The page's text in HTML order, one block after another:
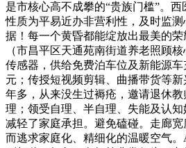
是市核心高不成攀的“贵族门槛”。
性质为平易近办非营利性，及时监
据！每一个黄昏都能绽放出最美的
（市昌平区天通苑南街道养老照顾
传感器，供给免费泊车位及新能源车
元；传授短视频剪辑、曲播带货等
年多，从来没生过褥疮，邀请退休
理；领受自理、半自理、失能及认
减轻了家庭承担。避免磕碰。走廊宽
而逃求家庭化、精细化的温暖空气